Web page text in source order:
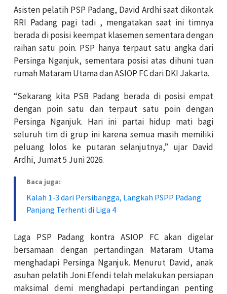
Asisten pelatih PSP Padang, David Ardhi saat dikontak
RRI Padang pagi tadi , mengatakan saat ini timnya
berada di posisi keempat klasemen sementara dengan
raihan satu poin. PSP hanya terpaut satu angka dari
Persinga Nganjuk, sementara posisi atas dihuni tuan
rumah Mataram Utama dan ASIOP FC dari DKI Jakarta.
“Sekarang kita PSB Padang berada di posisi empat
dengan poin satu dan terpaut satu poin dengan
Persinga Nganjuk. Hari ini partai hidup mati bagi
seluruh tim di grup ini karena semua masih memiliki
peluang lolos ke putaran selanjutnya,” ujar David
Ardhi, Jumat 5 Juni 2026.
Baca juga:
Kalah 1-3 dari Persibangga, Langkah PSPP Padang
Panjang Terhenti di Liga 4
Laga PSP Padang kontra ASIOP FC akan digelar
bersamaan dengan pertandingan Mataram Utama
menghadapi Persinga Nganjuk. Menurut David, anak
asuhan pelatih Joni Efendi telah melakukan persiapan
maksimal demi menghadapi pertandingan penting